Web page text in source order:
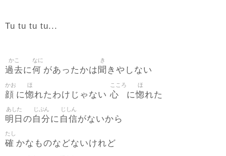
Tu tu tu tu...
過去
かこ
に何
なに
があったかは 聞
き
きやしない
顔
かお
に惚
ほ
れたわけじゃない 心
こころ
に惚
ほ
れた
明日
あした
の自分
じぶん
に 自信
じしん
がないから
確
たし
かなものなどないけれど